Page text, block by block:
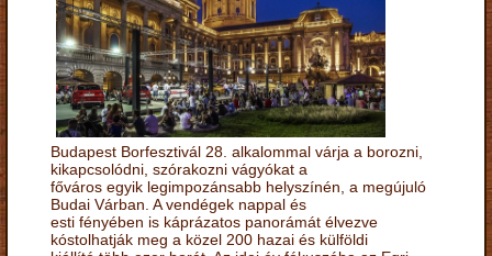
Budapest Borfesztivál 28. alkalommal várja a borozni,
kikapcsolódni, szórakozni vágyókat a
főváros egyik legimpozánsabb helyszínén, a megújuló
Budai Várban. A vendégek nappal és
esti fényében is káprázatos panorámát élvezve
kóstolhatják meg a közel 200 hazai és külföldi